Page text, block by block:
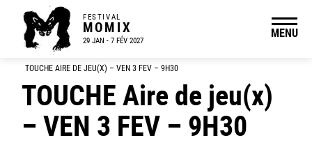
FESTIVAL
MOMIX
29 JAN - 7 FÉV 2027
MENU
TOUCHE AIRE DE JEU(X) – VEN 3 FEV – 9H30
TOUCHE Aire de jeu(x)
– VEN 3 FEV – 9H30